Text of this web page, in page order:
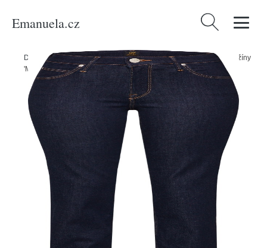
Emanuela.cz Vyhledávání
Domů /Produkty/Ženy/Oblečení/Móda pro plnoštíhlé Džíny
Džíny
'Marion' Lee modrá